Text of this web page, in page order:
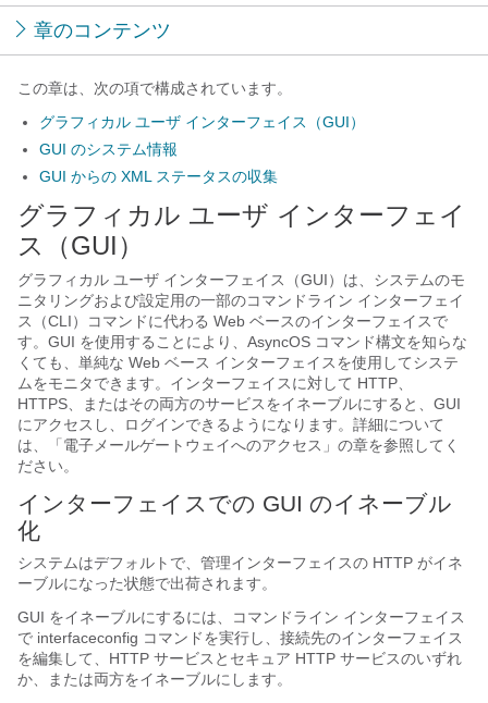
章のコンテンツ
この章は、次の項で構成されています。
グラフィカル ユーザ インターフェイス（GUI）
GUI のシステム情報
GUI からの XML ステータスの収集
グラフィカル ユーザ インターフェイ
ス（GUI）
グラフィカル ユーザ インターフェイス（GUI）は、システムのモ
ニタリングおよび設定用の一部のコマンドライン インターフェイ
ス（CLI）コマンドに代わる Web ベースのインターフェイスで
す。GUI を使用することにより、AsyncOS コマンド構文を知らな
くても、単純な Web ベース インターフェイスを使用してシステ
ムをモニタできます。インターフェイスに対して HTTP、
HTTPS、またはその両方のサービスをイネーブルにすると、GUI
にアクセスし、ログインできるようになります。詳細について
は、「 電子メールゲートウェイへのアクセス」の章を参照してく
ださい。
インターフェイスでの GUI のイネーブル
化
システムはデフォルトで、管理インターフェイスの HTTP がイネ
ーブルになった状態で出荷されます。
GUI をイネーブルにするには、コマンドライン インターフェイス
で interfaceconfig コマンドを実行し、接続先のインターフェイス
を編集して、HTTP サービスとセキュア HTTP サービスのいずれ
か、または両方をイネーブルにします。